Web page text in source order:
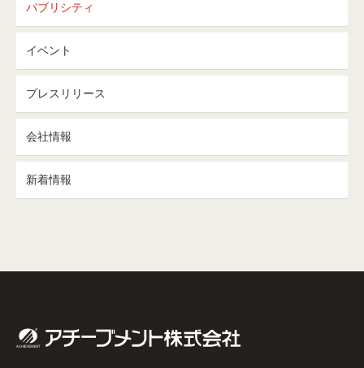
パブリシティ
イベント
プレスリリース
会社情報
新着情報